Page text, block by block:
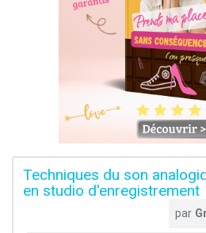
Techniques du son
en studio d'enregistrement
par